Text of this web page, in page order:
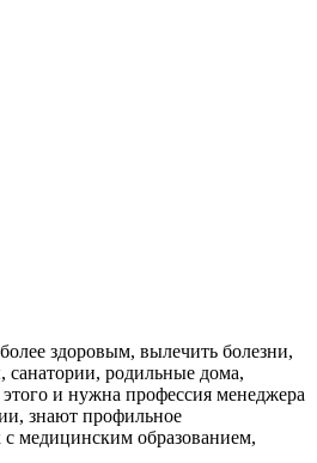
здоровым, вылечить болезни,
санатории, родильные дома,
и нужна профессия менеджера
знают профильное
с медицинским образованием,